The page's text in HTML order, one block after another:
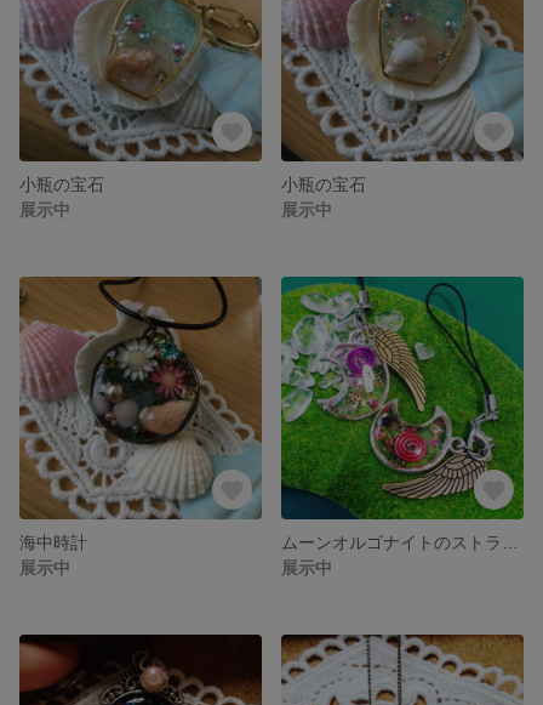
小瓶の宝石
展示中
小瓶の宝石
展示中
海中時計
展示中
展示中